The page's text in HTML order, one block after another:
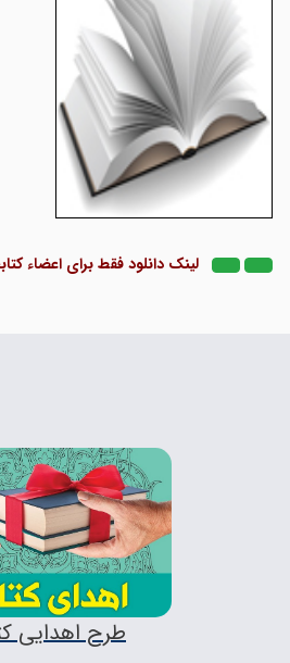
لینک دانلود فقط برای اعضاء
طرح اهدایی